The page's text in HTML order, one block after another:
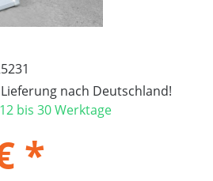
nach Deutschland!
bis 30 Werktage
*